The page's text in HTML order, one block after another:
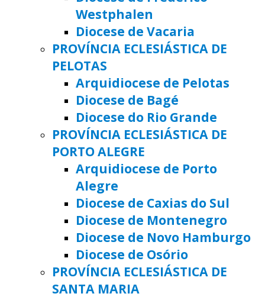
Westphalen
Diocese de Vacaria
PROVÍNCIA ECLESIÁSTICA DE
PELOTAS
Arquidiocese de Pelotas
Diocese de Bagé
Diocese do Rio Grande
PROVÍNCIA ECLESIÁSTICA DE
PORTO ALEGRE
Arquidiocese de Porto
Alegre
Diocese de Caxias do Sul
Diocese de Montenegro
Diocese de Novo Hamburgo
Diocese de Osório
PROVÍNCIA ECLESIÁSTICA DE
SANTA MARIA